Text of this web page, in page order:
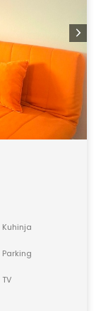
Kuhinja
Parking
TV